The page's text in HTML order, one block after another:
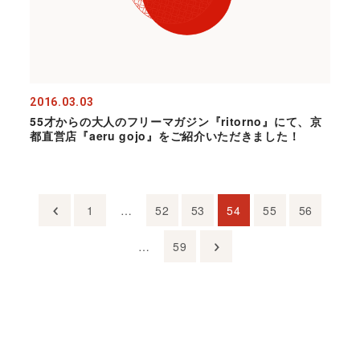
2016.03.03
55才からの大人のフリーマガジン『ritorno』にて、京
都直営店『aeru gojo』をご紹介いただきました！
1 … 52 53 54 55 56
… 59